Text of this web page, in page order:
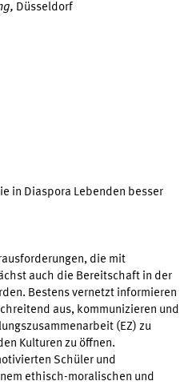
Düsseldorf
in Diaspora Lebenden besser
die mit
auch die Bereitschaft in der
Bestens vernetzt informieren
aus, kommunizieren und
(EZ) zu
Kulturen zu öffnen.
Schüler und
ethisch-moralischen und